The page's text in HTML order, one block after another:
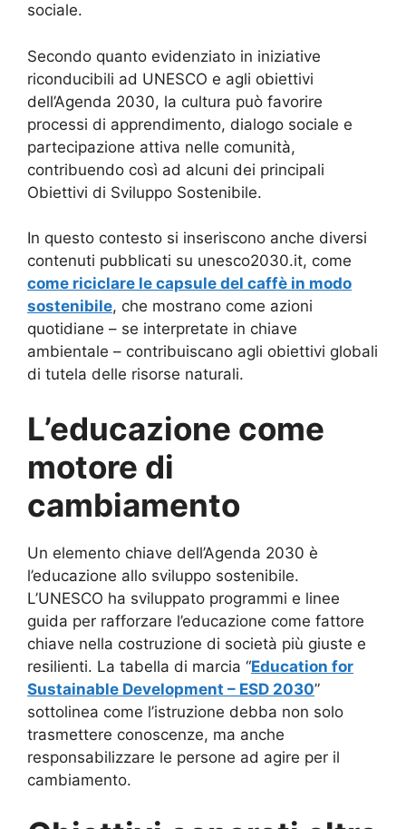
sociale.
Secondo quanto evidenziato in iniziative
riconducibili ad UNESCO e agli obiettivi
dell’Agenda 2030, la cultura può favorire
processi di apprendimento, dialogo sociale e
partecipazione attiva nelle comunità,
contribuendo così ad alcuni dei principali
Obiettivi di Sviluppo Sostenibile.
In questo contesto si inseriscono anche diversi
contenuti pubblicati su unesco2030.it, come
come riciclare le capsule del caffè in modo
sostenibile, che mostrano come azioni
quotidiane – se interpretate in chiave
ambientale – contribuiscano agli obiettivi globali
di tutela delle risorse naturali.
L’educazione come
motore di
cambiamento
Un elemento chiave dell’Agenda 2030 è
l’educazione allo sviluppo sostenibile.
L’UNESCO ha sviluppato programmi e linee
guida per rafforzare l’educazione come fattore
chiave nella costruzione di società più giuste e
resilienti. La tabella di marcia “Education for
Sustainable Development – ESD 2030”
sottolinea come l’istruzione debba non solo
trasmettere conoscenze, ma anche
responsabilizzare le persone ad agire per il
cambiamento.